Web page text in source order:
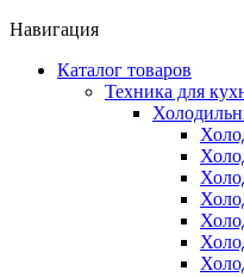
Навигация
Каталог товаров
Техника для